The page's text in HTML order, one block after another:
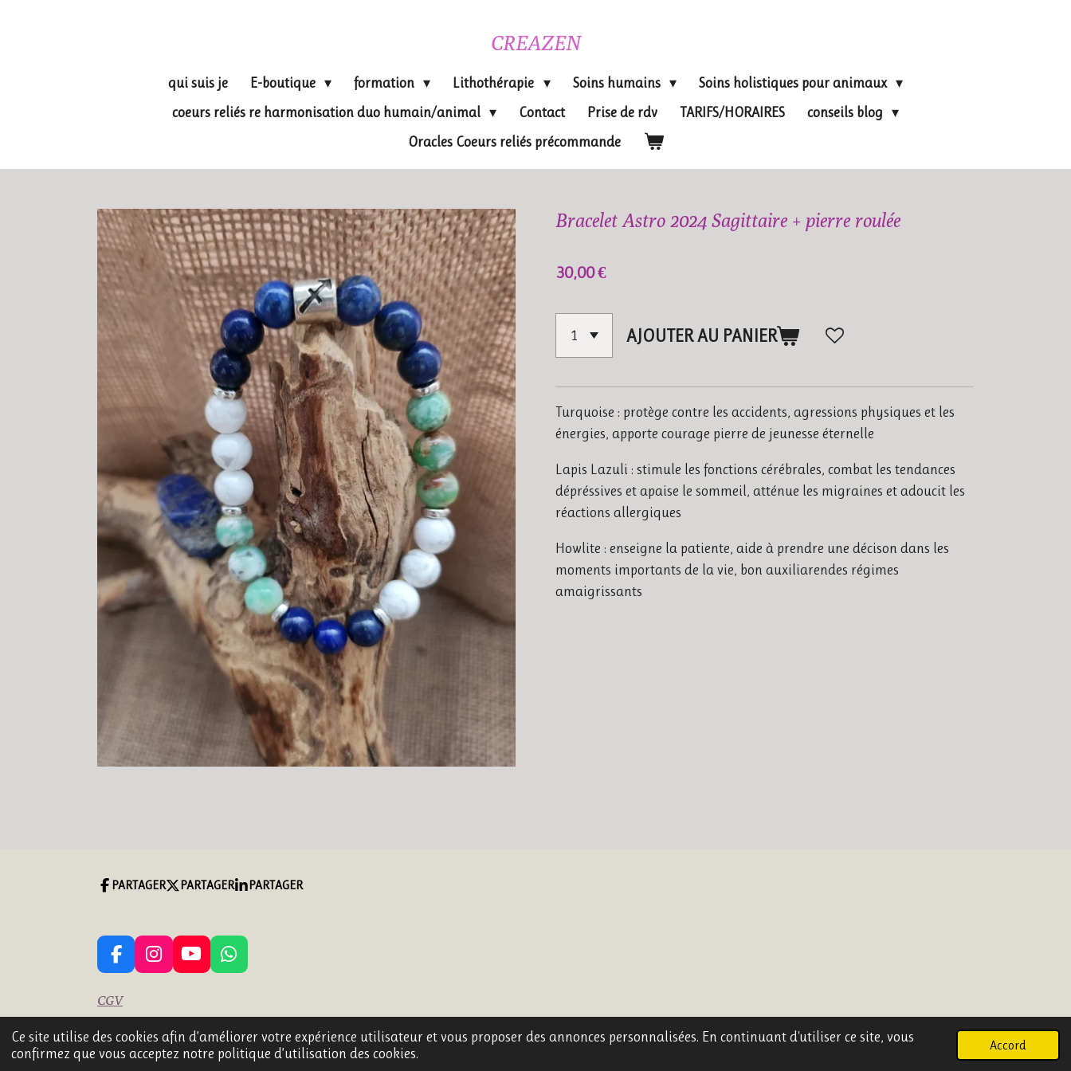
Ce site utilise des cookies afin d’améliorer votre expérience utilisateur et vous proposer des annonces personnalisées. En continuant d'utiliser ce site, vous
confirmez que vous acceptez notre politique d’utilisation des cookies.
Accord
CREAZEN
qui suis je E-boutique formation Lithothérapie Soins humains
Soins holistiques pour animaux
coeurs reliés re harmonisation duo humain/animal
Contact Prise de rdv TARIFS/HORAIRES
conseils blog
Oracles Coeurs reliés précommande
Bracelet Astro 2024 Sagittaire + pierre roulée
30,00 €
AJOUTER AU PANIER
Turquoise : protège contre les accidents, agressions physiques et les
énergies, apporte courage pierre de jeunesse éternelle
Lapis Lazuli : stimule les fonctions cérébrales, combat les tendances
dépréssives et apaise le sommeil, atténue les migraines et adoucit les
réactions allergiques
Howlite : enseigne la patiente, aide à prendre une décison dans les
moments importants de la vie, bon auxiliarendes régimes
amaigrissants
PARTAGER PARTAGER PARTAGER
F
A
C
E
O
O
I
N
G
R
Y
O
U
B
E
W
H
S
A
P
CGV
2 bis grande rue 18160 LIGNIERES
© 2023 - 2026 CREAZEN Gemmes et Naturels